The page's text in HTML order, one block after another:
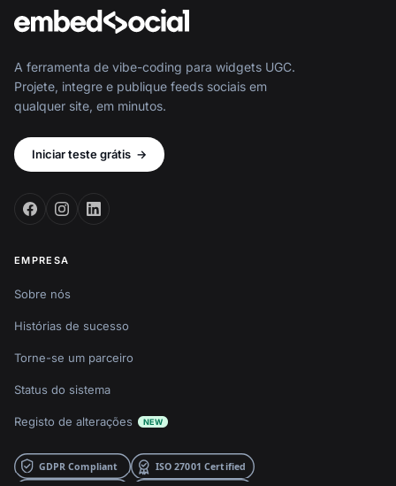
A ferramenta de vibe-coding para widgets UGC.
Projete, integre e publique feeds sociais em
qualquer site, em minutos.
Iniciar teste grátis →
EMPRESA
Sobre nós
Histórias de sucesso
Torne-se um parceiro
Status do sistema
Registo de alterações NEW